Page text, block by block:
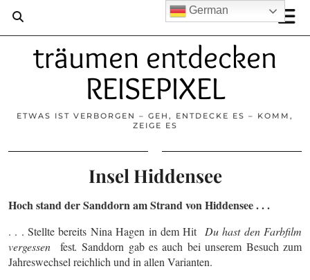
träumen entdecken
REISEPIXEL
ETWAS IST VERBORGEN – GEH, ENTDECKE ES – KOMM,
ZEIGE ES
Insel Hiddensee
Hoch stand der Sanddorn am Strand von Hiddensee . . .
. . . Stellte bereits Nina Hagen in dem Hit Du hast den Farbfilm
vergessen fest.Sanddorn gab es auch bei unserem Besuch zum
Jahreswechsel reichlich und in allen Varianten.
German